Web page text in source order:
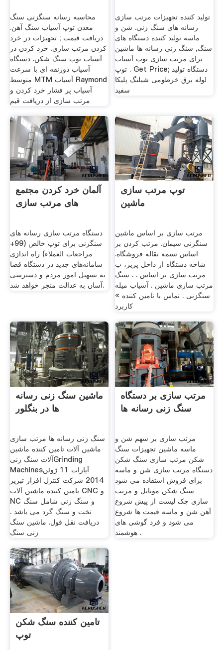
محاسبه رسانه سنگزنی سنگ
معدن توپ آسیاب سنگ آهن.
دریافت قیمت ; تجهیزات در خرد
کردن مرتب سازی. خرد کردن در
آسیاب توپ سنگ شکن. دستگاه
آسیاب ذوزنقه ای با سرعت
متوسط MTM آسیاب Raymond
آسیاب پر فشار خرد کردن و
مرتب سازی از دریافت قیم
تولید کننده تجهیزات مرتب سازی
رسانه های سنگ زنی. شن و
ماسه تولید کننده دستگاه های
سنگ, سنگ زنی رسانه ها ماشین
برای مرتب سازی توپ آسیاب
توپ . Get Price; دستگاه تولید
لوله برق خرطومی شیلنگ پلیکا
سفید
آلمان خرد کردن مجتمع
های مرتب سازی
دستگاه مرتب سازی رسانه های
سنگزنی برای توپ خالص (99+
مراجعات العملاء) راه اندازی
سامانه‌های جدید در دستگاه قضا
به تسهیل امور مردم و دسترسی
آسان به عدالت منجر خواهد شد.
توپ مرتب سازی
ماشین
مرتب سازی بر اساس ماشین
سنگزنی سیمان. مرتب کردن بر
اساس تسمه نقاله فروشگاه.
شاخه دستگاه از داخل پریز، ب
مرتب سازی بر اساس . . سنگ
مرتب سازی ماشین . آسیاب میله
سنگزنی . تماس با تامین کننده »
کاربرد
ماشین سنگ زنی رسانه
ها در بنگلور
سنگ زنی رسانه ها مرتب سازی
ماشین آلات تامین کننده ماشین
آلات سنگ زنیGrinding
Machinesآپارات 11 ژوئن
2014 شرکت کنترل افزار تبریز
تامین کننده ماشین آلات CNC و
NC و سنگ زنی شامل سنگ
تخت و سنگ گرد می باشد .
دریافت نقل قول. ماشین سنگ
زنی سنگ
مرتب سازی بر دستگاه
سنگ زنی رسانه ها
مرتب سازی بر سهم شن و
ماسه ماشین تجهیزات سنگ
شکن مرتب سازی سنگ شکن
دستگاه مرتب سازی شن و ماسه
برای فروش استفاده می شود
سنگ شکن موبایل و مرتب
سازی چک لیست از پیش شروع
آهن شن و ماسه قیمت ها شروع
می شود و فرد گوشی های
هوشمند .
تامین کننده سنگ شکن
توپ